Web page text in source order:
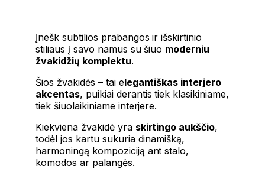
Įnešk subtilios prabangos ir išskirtinio
stiliaus į savo namus su šiuo moderniu
žvakidžių komplektu.
Šios žvakidės – tai elegantiškas interjero
akcentas, puikiai derantis tiek klasikiniame,
tiek šiuolaikiniame interjere.
Kiekviena žvakidė yra skirtingo aukščio,
todėl jos kartu sukuria dinamišką,
harmoningą kompoziciją ant stalo,
komodos ar palangės.